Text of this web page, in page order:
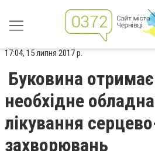
17:04, 15 липня 2017 р.
Буковина
необхідне
лікування
захворювань